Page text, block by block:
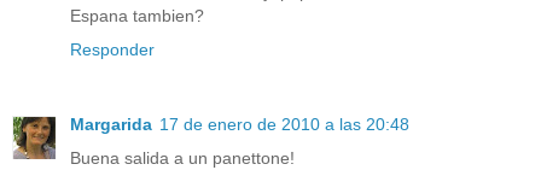
Espana tambien?
Responder
Margarida 17 de enero de 2010 a las 20:48
Buena salida a un panettone!